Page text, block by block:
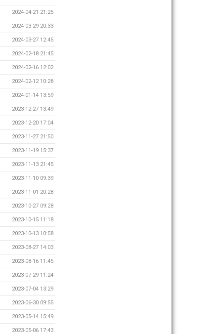
2024-04-21 21:25
2024-03-29 20:33
2024-03-27 12:45
2024-02-18 21:45
2024-02-16 12:02
2024-02-12 10:28
2024-01-14 13:59
2023-12-27 13:49
2023-12-20 17:04
2023-11-27 21:50
2023-11-19 15:37
2023-11-13 21:45
2023-11-10 09:39
2023-11-01 20:28
2023-10-27 09:28
2023-10-15 11:18
2023-10-13 10:58
2023-08-27 14:03
2023-08-16 11:45
2023-07-29 11:24
2023-07-04 13:29
2023-06-30 09:55
2023-05-14 15:49
2023-05-06 17:43